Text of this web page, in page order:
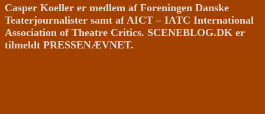
Casper Koeller er medlem af Foreningen Danske
Teaterjournalister samt af AICT – IATC International
Association of Theatre Critics. SCENEBLOG.DK er
tilmeldt PRESSENÆVNET.